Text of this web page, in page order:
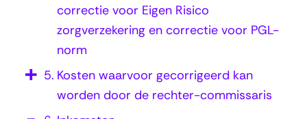
a
correctie voor Eigen Risico
zorgverzekering en correctie voor PGL-
norm
5. Kosten waarvoor gecorrigeerd kan
worden door de rechter-commissaris